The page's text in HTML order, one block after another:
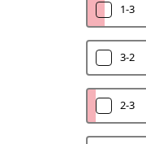
1-3
3-2
2-3